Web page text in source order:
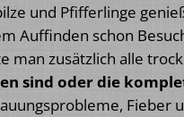
und Pfifferlinge
Auffinden schon
man zusätzlich alle
sind oder die
Fieber